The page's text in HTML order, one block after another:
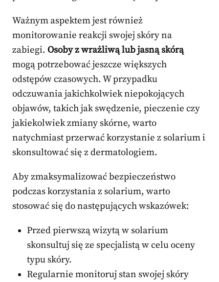
Ważnym aspektem jest również
monitorowanie reakcji swojej skóry na
zabiegi. Osoby z wrażliwą lub jasną skórą
mogą potrzebować jeszcze większych
odstępów czasowych. W przypadku
odczuwania jakichkolwiek niepokojących
objawów, takich jak swędzenie, pieczenie czy
jakiekolwiek zmiany skórne, warto
natychmiast przerwać korzystanie z solarium i
skonsultować się z dermatologiem.
Aby zmaksymalizować bezpieczeństwo
podczas korzystania z solarium, warto
stosować się do następujących wskazówek:
Przed pierwszą wizytą w solarium
skonsultuj się ze specjalistą w celu oceny
typu skóry.
Regularnie monitoruj stan swojej skóry